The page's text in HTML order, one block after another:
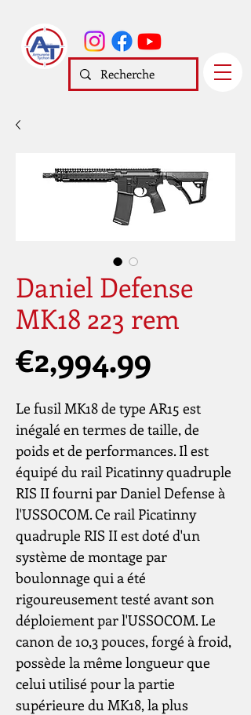
Daniel Defense
MK18 223 rem
€2,994.99
Le fusil MK18 de type AR15 est
inégalé en termes de taille, de
poids et de performances. Il est
équipé du rail Picatinny quadruple
RIS II fourni par Daniel Defense à
l'USSOCOM. Ce rail Picatinny
quadruple RIS II est doté d'un
système de montage par
boulonnage qui a été
rigoureusement testé avant son
déploiement par l'USSOCOM. Le
canon de 10,3 pouces, forgé à froid,
possède la même longueur que
celui utilisé pour la partie
supérieure du MK18, la plus